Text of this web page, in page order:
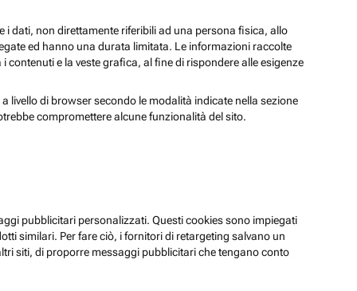
i dati, non direttamente riferibili ad una persona fisica, allo
ed hanno una durata limitata. Le informazioni raccolte
e la veste grafica, al fine di rispondere alle esigenze
livello di browser secondo le modalità indicate nella sezione
compromettere alcune funzionalità del sito.
pubblicitari personalizzati. Questi cookies sono impiegati
similari. Per fare ciò, i fornitori di retargeting salvano un
siti, di proporre messaggi pubblicitari che tengano conto